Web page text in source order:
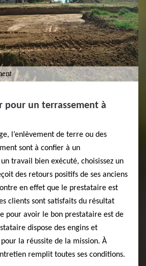
pour un terrassement à
l’enlèvement de terre ou des
sont à confier à un
travail bien exécuté, choisissez un
des retours positifs de ses anciens
en effet que le prestataire est
clients sont satisfaits du résultat
pour avoir le bon prestataire est de
dispose des engins et
la réussite de la mission. À
remplit toutes ses conditions.